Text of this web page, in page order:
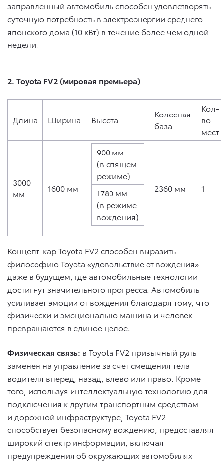
заправленный автомобиль способен удовлетворять
суточную потребность в электроэнергии среднего
японского дома (10 кВт) в течение более чем одной
недели.
2. Toyota FV2 (мировая премьера)
Длина Ширина Высота
Колесная
база
Кол-
во
мест
3000
мм
1600 мм
900 мм
(в спящем
режиме)
1780 мм
(в режиме
вождения)
2360 мм 1
Концепт-кар Toyota FV2 способен выразить
философию Toyota «удовольствие от вождения»
даже в будущем, где автомобильные технологии
достигнут значительного прогресса. Автомобиль
усиливает эмоции от вождения благодаря тому, что
физически и эмоционально машина и человек
превращаются в единое целое.
Физическая связь: в Toyota FV2 привычный руль
заменен на управление за счет смещения тела
водителя вперед, назад, влево или право. Кроме
того, используя интеллектуальную технологию для
подключения к другим транспортным средствам
и дорожной инфраструктуре, Toyota FV2
способствует безопасному вождению, предоставляя
широкий спектр информации, включая
предупреждения об окружающих автомобилях